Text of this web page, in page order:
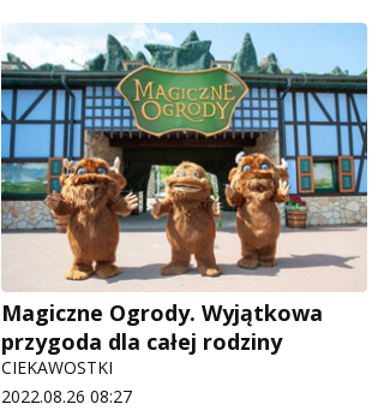
Magiczne Ogrody. Wyjątkowa
przygoda dla całej rodziny
CIEKAWOSTKI
2022.08.26 08:27